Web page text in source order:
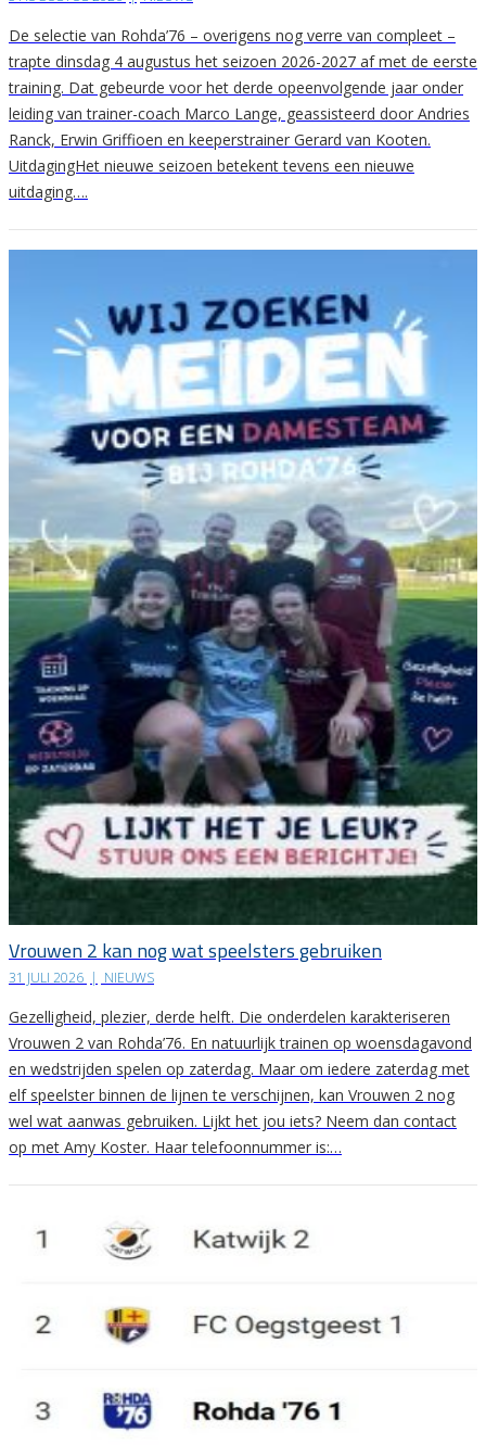
De selectie van Rohda’76 – overigens nog verre van compleet –
trapte dinsdag 4 augustus het seizoen 2026-2027 af met de eerste
training. Dat gebeurde voor het derde opeenvolgende jaar onder
leiding van trainer-coach Marco Lange, geassisteerd door Andries
Ranck, Erwin Griffioen en keeperstrainer Gerard van Kooten.
UitdagingHet nieuwe seizoen betekent tevens een nieuwe
uitdaging….
Vrouwen 2 kan nog wat speelsters gebruiken
31 JULI 2026 | NIEUWS
Gezelligheid, plezier, derde helft. Die onderdelen karakteriseren
Vrouwen 2 van Rohda’76. En natuurlijk trainen op woensdagavond
en wedstrijden spelen op zaterdag. Maar om iedere zaterdag met
elf speelster binnen de lijnen te verschijnen, kan Vrouwen 2 nog
wel wat aanwas gebruiken. Lijkt het jou iets? Neem dan contact
op met Amy Koster. Haar telefoonnummer is:…